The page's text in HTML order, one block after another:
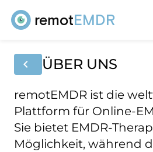
remotEMDR
chevron_left ÜBER UNS
remotEMDR ist die
Plattform für Online-
Sie bietet EMDR-
Möglichkeit, während